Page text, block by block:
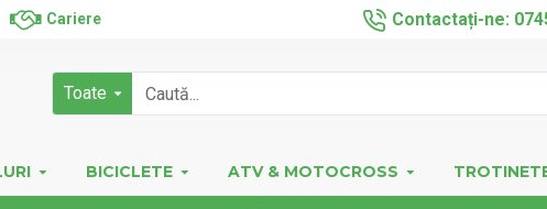
Cariere Contactați-ne:
Toate
BICICLETE ATV & MOTOCROSS